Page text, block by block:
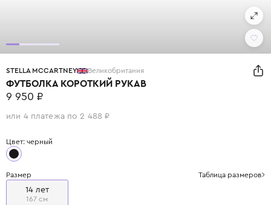
STELLA MCCARTNEY Великобритания
ФУТБОЛКА КОРОТКИЙ РУКАВ
9 950 ₽
или 4 платежа по 2 488 ₽
Цвет: черный
Размер Таблица размеров
14 лет
167 см